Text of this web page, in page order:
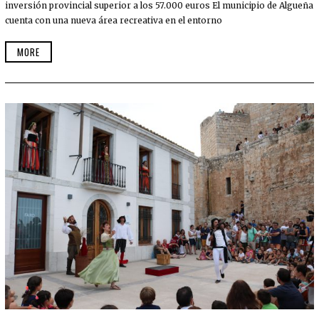
inversión provincial superior a los 57.000 euros El municipio de Algueña
cuenta con una nueva área recreativa en el entorno
MORE